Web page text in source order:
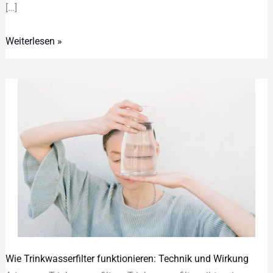
[…]
Weiterlesen »
Wie Trinkwasserfilter funktionieren: Technik und Wirkung
Wie